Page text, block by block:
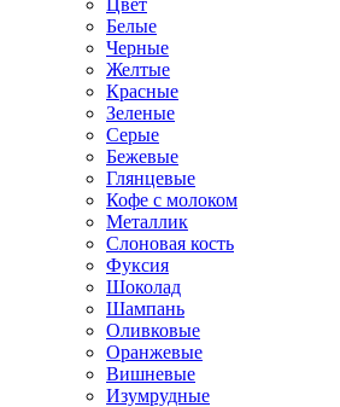
Цвет
Белые
Черные
Желтые
Красные
Зеленые
Серые
Бежевые
Глянцевые
Кофе с молоком
Металлик
Слоновая кость
Фуксия
Шоколад
Шампань
Оливковые
Оранжевые
Вишневые
Изумрудные